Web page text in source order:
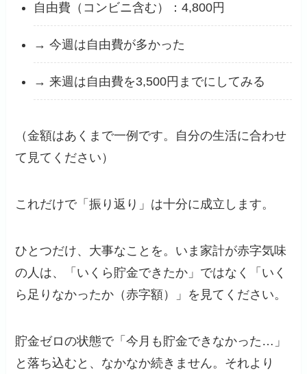
自由費（コンビニ含む）：4,800円
→ 今週は自由費が多かった
→ 来週は自由費を3,500円までにしてみる
（金額はあくまで一例です。自分の生活に合わせ
て見てください）
これだけで「振り返り」は十分に成立します。
ひとつだけ、大事なことを。いま家計が赤字気味
の人は、「いくら貯金できたか」ではなく「いく
ら足りなかったか（赤字額）」を見てください。
貯金ゼロの状態で「今月も貯金できなかった…」
と落ち込むと、なかなか続きません。それより